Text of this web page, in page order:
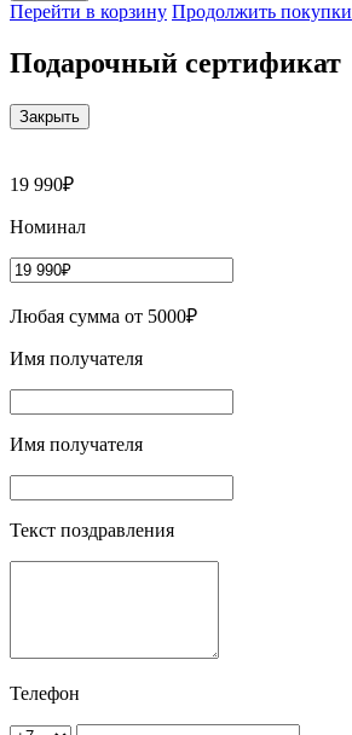
Перейти в корзину Продолжить покупки
Подарочный сертификат
Закрыть
19 990₽
Номинал
Любая сумма от 5000₽
Имя получателя
Имя получателя
Текст поздравления
Телефон